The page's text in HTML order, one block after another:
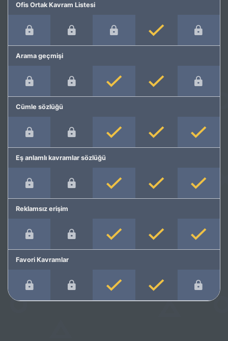
Ofis Ortak Kavram Listesi
Arama geçmişi
Cümle sözlüğü
Eş anlamlı kavramlar sözlüğü
Reklamsız erişim
Favori Kavramlar